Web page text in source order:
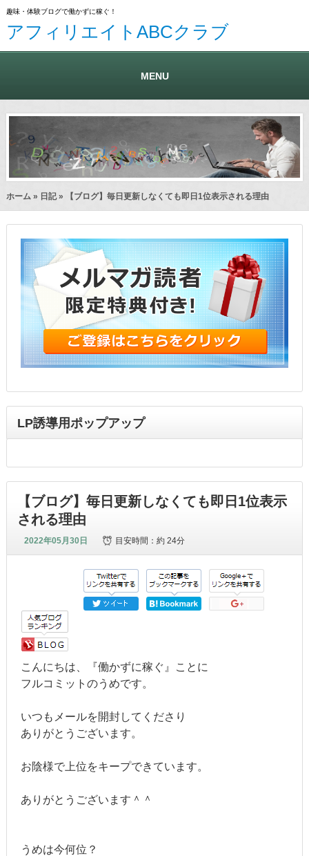
趣味・体験ブログで働かずに稼ぐ！
アフィリエイトABCクラブ
MENU
ホーム » 日記» 【ブログ】毎日更新しなくても即日1位表示される理由
LP誘導用ポップアップ
【ブログ】毎日更新しなくても即日1位表示
される理由
2022年05月30日 目安時間：約 24分
こんにちは、『働かずに稼ぐ』ことに
フルコミットのうめです。
いつもメールを開封してくださり
ありがとうございます。
お陰様で上位をキープできています。
ありがとうございます＾＾
うめは今何位？